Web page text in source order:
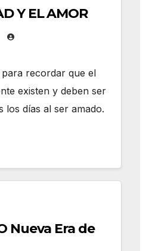
Y EL AMOR
recordar que el
existen y deben ser
los días al ser amado.
Nueva Era de